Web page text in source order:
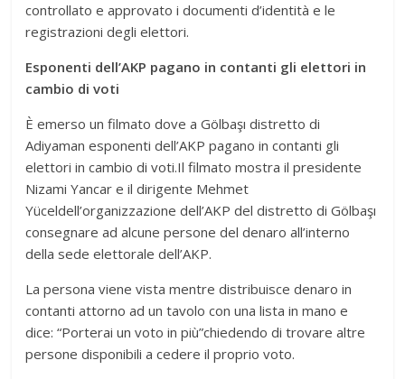
controllato e approvato i documenti d’identità e le
registrazioni degli elettori.
Esponenti dell’AKP pagano in contanti gli elettori in
cambio di voti
È emerso un filmato dove a Gölbaşı distretto di
Adiyaman esponenti dell’AKP pagano in contanti gli
elettori in cambio di voti.Il filmato mostra il presidente
Nizami Yancar e il dirigente Mehmet
Yüceldell’organizzazione dell’AKP del distretto di Gölbaşı
consegnare ad alcune persone del denaro all’interno
della sede elettorale dell’AKP.
La persona viene vista mentre distribuisce denaro in
contanti attorno ad un tavolo con una lista in mano e
dice: “Porterai un voto in più”chiedendo di trovare altre
persone disponibili a cedere il proprio voto.